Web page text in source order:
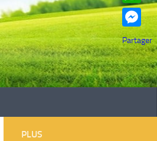
PLUS
WhatsApp
Partager